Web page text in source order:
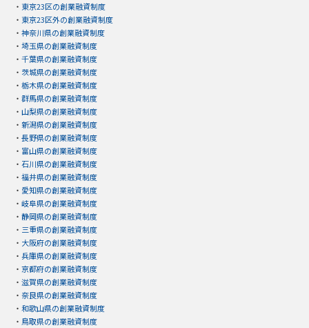
・ 東京23区の創業融資制度
・ 東京23区外の創業融資制度
・ 神奈川県の創業融資制度
・ 埼玉県の創業融資制度
・ 千葉県の創業融資制度
・ 茨城県の創業融資制度
・ 栃木県の創業融資制度
・ 群馬県の創業融資制度
・ 山梨県の創業融資制度
・ 新潟県の創業融資制度
・ 長野県の創業融資制度
・ 富山県の創業融資制度
・ 石川県の創業融資制度
・ 福井県の創業融資制度
・ 愛知県の創業融資制度
・ 岐阜県の創業融資制度
・ 静岡県の創業融資制度
・ 三重県の創業融資制度
・ 大阪府の創業融資制度
・ 兵庫県の創業融資制度
・ 京都府の創業融資制度
・ 滋賀県の創業融資制度
・ 奈良県の創業融資制度
・ 和歌山県の創業融資制度
・ 鳥取県の創業融資制度